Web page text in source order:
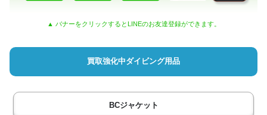
▲ バナーをクリックするとLINEのお友達登録ができます。
買取強化中ダイビング用品
BCジャケット